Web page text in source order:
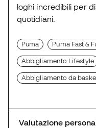
loghi incredibili per
quotidiani.
Puma Puma Fast &
Abbigliamento Lifestyle
Abbigliamento da
Valutazione